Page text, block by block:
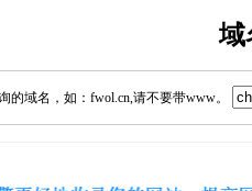
域
的域名，如：fwol.cn,请不要带www。